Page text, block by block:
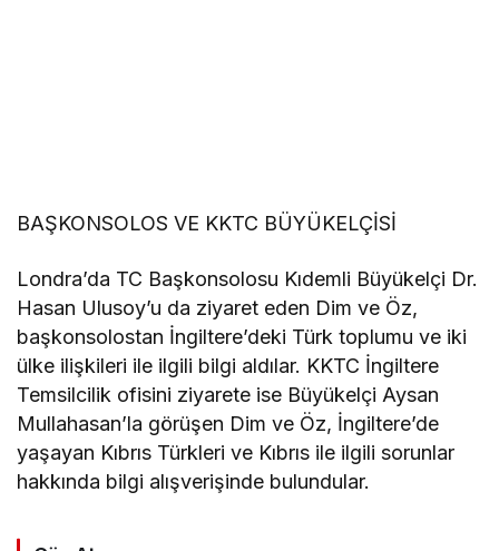
BAŞKONSOLOS VE KKTC BÜYÜKELÇİSİ
Londra’da TC Başkonsolosu Kıdemli Büyükelçi Dr.
Hasan Ulusoy’u da ziyaret eden Dim ve Öz,
başkonsolostan İngiltere’deki Türk toplumu ve iki
ülke ilişkileri ile ilgili bilgi aldılar. KKTC İngiltere
Temsilcilik ofisini ziyarete ise Büyükelçi Aysan
Mullahasan’la görüşen Dim ve Öz, İngiltere’de
yaşayan Kıbrıs Türkleri ve Kıbrıs ile ilgili sorunlar
hakkında bilgi alışverişinde bulundular.